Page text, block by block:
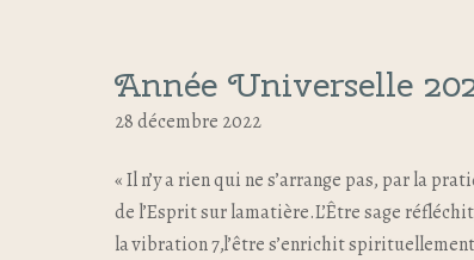
Année Universelle
28 décembre 2022
« Il n’y a rien qui ne s’arrange pas, par la
de l’Esprit sur lamatière.L’Être sage
la vibration 7,l’être s’enrichit